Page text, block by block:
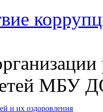
и их оздоровления